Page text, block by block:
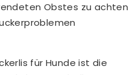
Obstes zu achten
für Hunde ist die